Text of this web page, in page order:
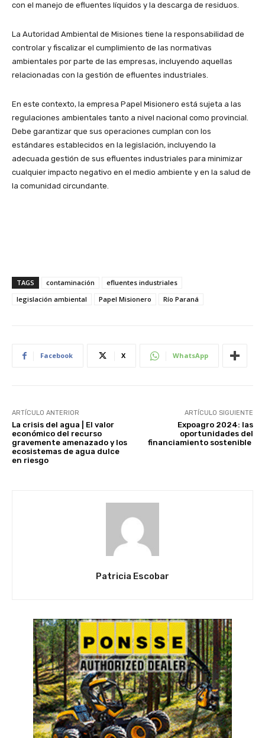
con el manejo de efluentes líquidos y la descarga de residuos.
La Autoridad Ambiental de Misiones tiene la responsabilidad de
controlar y fiscalizar el cumplimiento de las normativas
ambientales por parte de las empresas, incluyendo aquellas
relacionadas con la gestión de efluentes industriales.
En este contexto, la empresa Papel Misionero está sujeta a las
regulaciones ambientales tanto a nivel nacional como provincial.
Debe garantizar que sus operaciones cumplan con los
estándares establecidos en la legislación, incluyendo la
adecuada gestión de sus efluentes industriales para minimizar
cualquier impacto negativo en el medio ambiente y en la salud de
la comunidad circundante.
TAGS contaminación
efluentes industriales
legislación ambiental
Papel Misionero Río Paraná
Facebook X WhatsApp
ARTÍCULO ANTERIOR
La crisis del agua | El valor
económico del recurso
gravemente amenazado y los
ecosistemas de agua dulce
en riesgo
ARTÍCULO SIGUIENTE
Expoagro 2024: las
oportunidades del
financiamiento sostenible
Patricia Escobar